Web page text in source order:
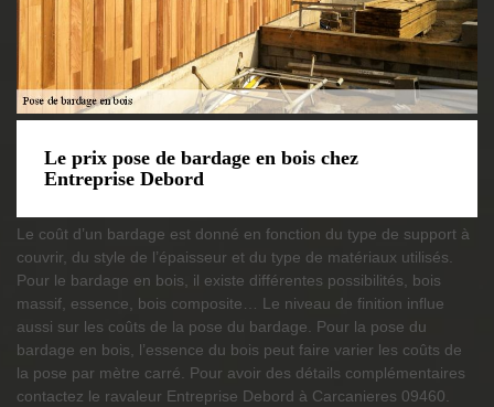
Le prix pose de bardage en bois chez
Entreprise Debord
Le coût d’un bardage est donné en fonction du type de support à
couvrir, du style de l’épaisseur et du type de matériaux utilisés.
Pour le bardage en bois, il existe différentes possibilités, bois
massif, essence, bois composite… Le niveau de finition influe
aussi sur les coûts de la pose du bardage. Pour la pose du
bardage en bois, l’essence du bois peut faire varier les coûts de
la pose par mètre carré. Pour avoir des détails complémentaires
contactez le ravaleur Entreprise Debord à Carcanieres 09460.